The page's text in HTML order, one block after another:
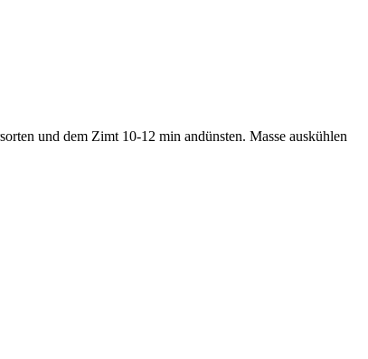
und dem Zimt 10-12 min andünsten. Masse auskühlen